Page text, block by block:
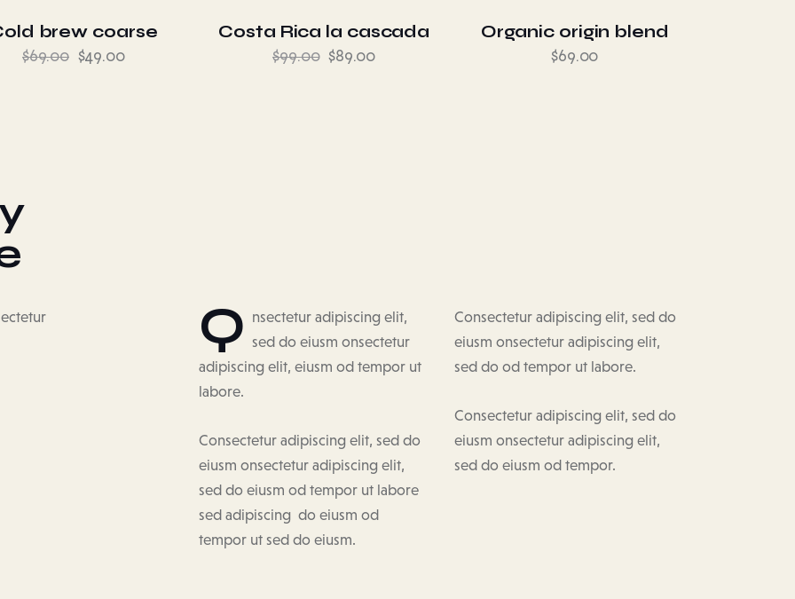
brew coarse
$69.00 $49.00
Costa Rica la cascada
$99.00 $89.00
Organic origin blend
$69.00
Q nsectetur adipiscing elit,
sed do eiusm onsectetur
adipiscing elit, eiusm od tempor ut
labore.
Consectetur adipiscing elit, sed do
eiusm onsectetur adipiscing elit,
sed do eiusm od tempor ut labore
sed adipiscing do eiusm od
tempor ut sed do eiusm.
Consectetur adipiscing elit, sed do
eiusm onsectetur adipiscing elit,
sed do od tempor ut labore.
Consectetur adipiscing elit, sed do
eiusm onsectetur adipiscing elit,
sed do eiusm od tempor.